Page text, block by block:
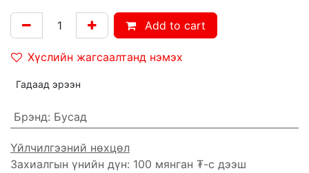
Add to cart
Хүслийн жагсаалтанд нэмэх
Гадаад эрээн
Брэнд: Бусад
Үйлчилгээний нөхцөл
Захиалгын үнийн дүн: 100 мянган ₮-с дээш